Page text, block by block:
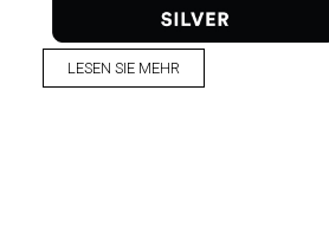
LESEN SIE MEHR